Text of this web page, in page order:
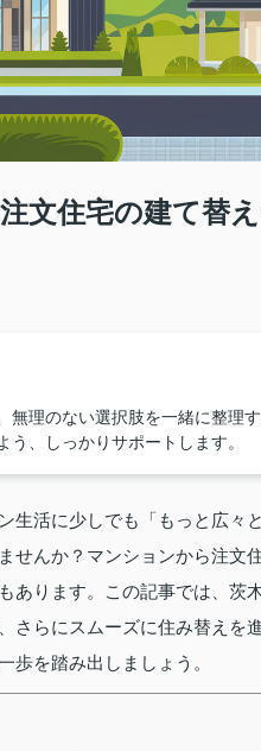
文住宅の建て替
無理のない選択肢を一緒に整理
、しっかりサポートします。
生活に少しでも「もっと広々
せんか？マンションから注文
あります。この記事では、茨
さらにスムーズに住み替えを
歩を踏み出しましょう。